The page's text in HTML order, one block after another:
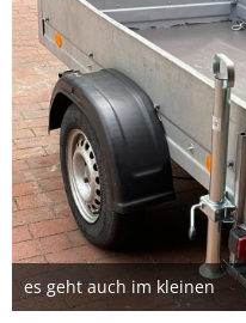
es geht auch im kleinen
31. Juli 2026